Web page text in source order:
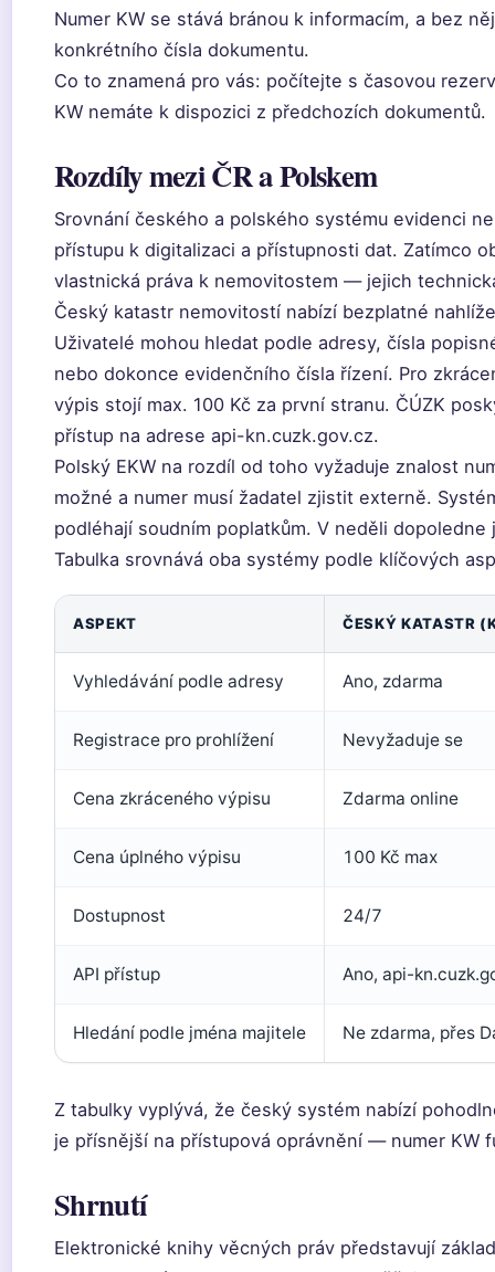
Numer KW se stává bránou k informacím, a bez
konkrétního čísla dokumentu.
Co to znamená pro vás: počítejte s časovou
KW nemáte k dispozici z předchozích dokumentů.
Rozdíly mezi ČR a Polskem
Srovnání českého a polského systému evidenci
přístupu k digitalizaci a přístupnosti dat. Zatímco
vlastnická práva k nemovitostem — jejich
Český katastr nemovitostí nabízí bezplatné
Uživatelé mohou hledat podle adresy, čísla
nebo dokonce evidenčního čísla řízení. Pro
výpis stojí max. 100 Kč za první stranu. ČÚZK
přístup na adrese api-kn.cuzk.gov.cz.
Polský EKW na rozdíl od toho vyžaduje znalost
možné a numer musí žadatel zjistit externě.
podléhají soudním poplatkům. V neděli
Tabulka srovnává oba systémy podle klíčových
ASPEKT ČESKÝ KATASTR
Vyhledávání podle adresy Ano, zdarma
Registrace pro prohlížení Nevyžaduje se
Cena zkráceného výpisu Zdarma online
Cena úplného výpisu 100 Kč max
Dostupnost 24/7
API přístup Ano, api-
Hledání podle jména majitele Ne zdarma, přes
Z tabulky vyplývá, že český systém nabízí
je přísnější na přístupová oprávnění — numer KW
Shrnutí
Elektronické knihy věcných práv představují